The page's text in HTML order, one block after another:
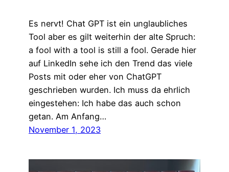
Es nervt! Chat GPT ist ein unglaubliches
Tool aber es gilt weiterhin der alte Spruch:
a fool with a tool is still a fool. Gerade hier
auf LinkedIn sehe ich den Trend das viele
Posts mit oder eher von ChatGPT
geschrieben wurden. Ich muss da ehrlich
eingestehen: Ich habe das auch schon
getan. Am Anfang…
November 1, 2023